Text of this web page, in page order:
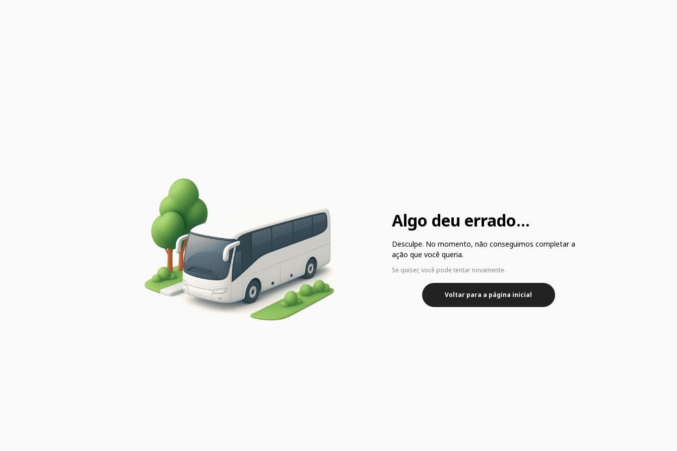
Algo deu errado...
Desculpe. No momento, não conseguimos completar a
ação que você queria.
Se quiser, você pode tentar novamente.
Voltar para a página inicial